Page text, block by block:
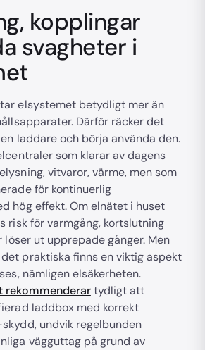
kopplingar
svagheter i
elsystemet betydligt mer än
Därför räcker det
laddare och börja använda den.
som klarar av dagens
vitvaror, värme, men som
för kontinuerlig
hög effekt. Om elnätet i huset
risk för varmgång, kortslutning
ut upprepade gånger. Men
praktiska finns en viktig aspekt
nämligen elsäkerheten.
rekommenderartydligt att
laddbox med korrekt
undvik regelbunden
vägguttag på grund av